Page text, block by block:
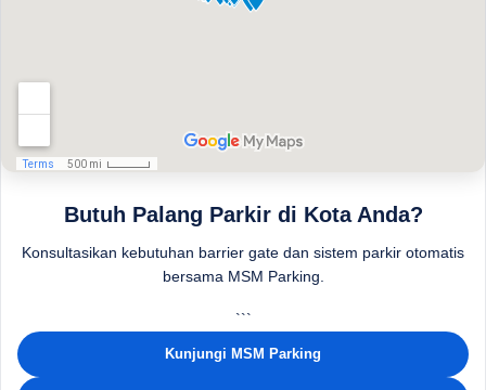
Butuh Palang Parkir di Kota Anda?
Konsultasikan kebutuhan barrier gate dan sistem parkir otomatis
bersama MSM Parking.
```
Kunjungi MSM Parking